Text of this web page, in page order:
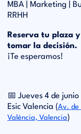
MBA | Marketing |
RRHH
Reserva tu plaza
tomar la decisión.
¡Te esperamos!
📅 Jueves 4 de
Esic Valencia (Av. de
València, Valencia)